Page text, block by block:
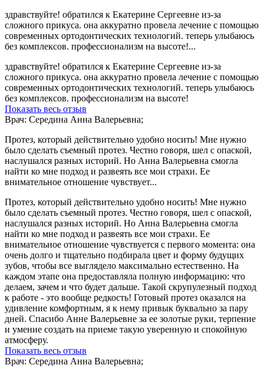
здравствуйте! обратился к Екатерине Сергеевне из-за
сложного прикуса. она аккуратно провела лечение с помощью
современных ортодонтических технологий. теперь улыбаюсь
без комплексов. профессионализм на высоте!...
здравствуйте! обратился к Екатерине Сергеевне из-за
сложного прикуса. она аккуратно провела лечение с помощью
современных ортодонтических технологий. теперь улыбаюсь
без комплексов. профессионализм на высоте!
Показать весь отзыв
Врач: Середина Анна Валерьевна;
Протез, который действительно удобно носить! Мне нужно
было сделать съемный протез. Честно говоря, шел с опаской,
наслушался разных историй. Но Анна Валерьевна смогла
найти ко мне подход и развеять все мои страхи. Ее
внимательное отношение чувствует...
Протез, который действительно удобно носить! Мне нужно
было сделать съемный протез. Честно говоря, шел с опаской,
наслушался разных историй. Но Анна Валерьевна смогла
найти ко мне подход и развеять все мои страхи. Ее
внимательное отношение чувствуется с первого момента: она
очень долго и тщательно подбирала цвет и форму будущих
зубов, чтобы все выглядело максимально естественно. На
каждом этапе она предоставляла полную информацию: что
делаем, зачем и что будет дальше. Такой скрупулезный подход
к работе - это вообще редкость! Готовый протез оказался на
удивление комфортным, я к нему привык буквально за пару
дней. Спасибо Анне Валерьевне за ее золотые руки, терпение
и умение создать на приеме такую уверенную и спокойную
атмосферу.
Показать весь отзыв
Врач: Середина Анна Валерьевна;